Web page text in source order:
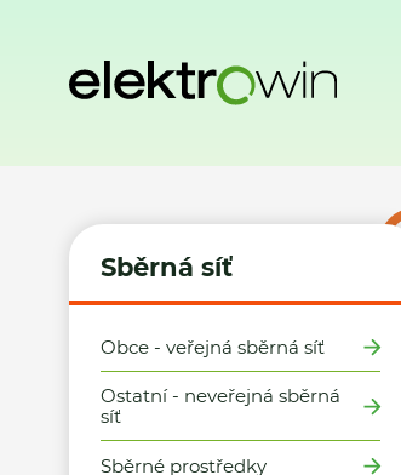
Sběrná síť
Obce - veřejná sběrná síť
Ostatní - neveřejná sběrná
síť
Sběrné prostředky